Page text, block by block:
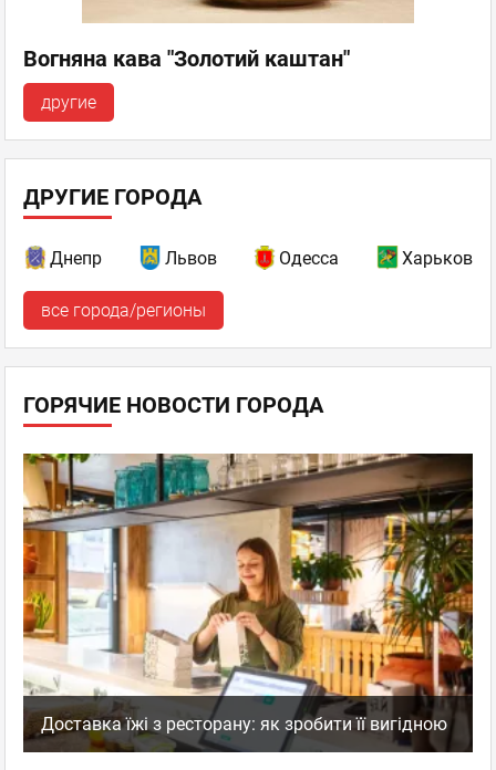
Вогняна кава "Золотий каштан"
другие
ДРУГИЕ ГОРОДА
Днепр Львов Одесса Харьков
все города/регионы
ГОРЯЧИЕ НОВОСТИ ГОРОДА
Доставка їжі з ресторану: як зробити її вигідною